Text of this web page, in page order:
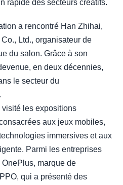
rapide des secteurs créatifs.
a rencontré Han Zhihai,
Ltd., organisateur de
du salon. Grâce à son
en deux décennies,
le secteur du
les expositions
aux jeux mobiles,
immersives et aux
Parmi les entreprises
marque de
qui a présenté des